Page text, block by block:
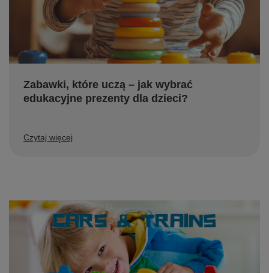
Zabawki, które uczą – jak wybrać
edukacyjne prezenty dla dzieci?
Czytaj więcej